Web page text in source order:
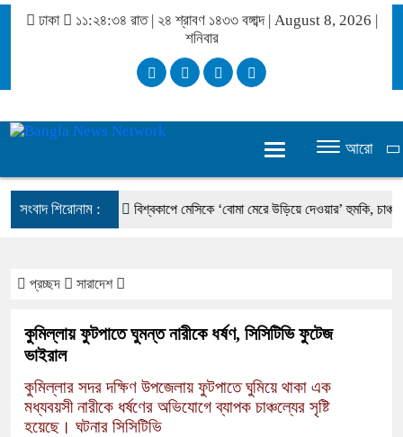
ঢাকা ১১:২৪:৩৪ রাত| ২৪ শ্রাবণ ১৪৩৩ বঙ্গাব্দ | August 8, 2026 |
শনিবার
আরো
সংবাদ শিরোনাম :
প্রধানমন্ত্রী বিশ্বকাপে মেসিকে ‘বোমা মেরে উড়িয়ে দেওয়ার’ হুমকি,
প্রচ্ছদ সারাদেশ
কুমিল্লায় ফুটপাতে ঘুমন্ত নারীকে ধর্ষণ, সিসিটিভি ফুটেজ
ভাইরাল
কুমিল্লার সদর দক্ষিণ উপজেলায় ফুটপাতে ঘুমিয়ে থাকা এক
মধ্যবয়সী নারীকে ধর্ষণের অভিযোগে ব্যাপক চাঞ্চল্যের সৃষ্টি
হয়েছে। ঘটনার সিসিটিভি